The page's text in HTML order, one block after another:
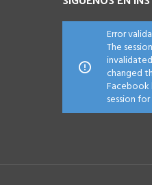
Error
The
changed
Facebook
session